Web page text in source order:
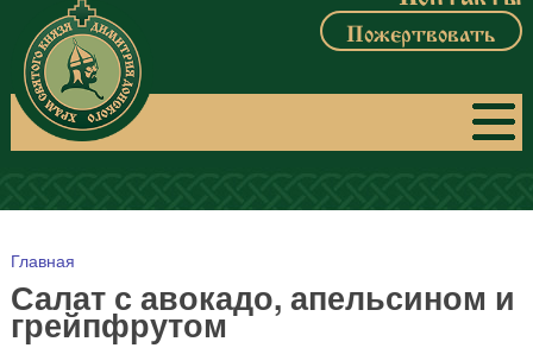
Пожертвовать
Вы здесь
Главная
Салат с авокадо, апельсином и
грейпфрутом